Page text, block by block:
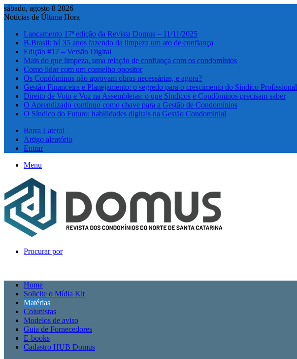
sábado, agosto 8 2026
Notícias de Última Hora
Lançamento 17ª edição da Revista Domus – 11/11/2025
B.Brasil: há 35 anos fazendo da limpeza um ato de confiança
Edição #17 – Versão Digital
Mais do que limpeza, uma relação de confiança com os condomínios
Como lidar com um conselho opositor
Os Condôminos não aprovam obras necessárias, e agora?
Gestão Financeira e Planejamento: o segredo para o crescimento do Síndico Profissional
Direito de Voto e Voz na Assembleias: o que Síndicos e Condôminos precisam saber
O Aprendizado contínuo como chave para a Gestão de Condomínios
O Síndico do Futuro: habilidades digitais na Gestão Condominial
Barra Lateral
Artigo aleatório
Entrar
Menu
Procurar por
Home
Solicite o Mídia Kit
Matérias
Colunistas
Modelos de aviso
Guia de Fornecedores
E-books
Cadastro HUB Domus